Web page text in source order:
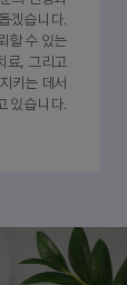
겠습니다.
할 수 있는
료, 그리고
키는 데서
있습니다.